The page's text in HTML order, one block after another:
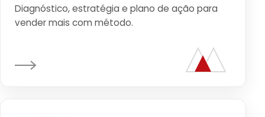
Diagnóstico, estratégia e plano de ação para
vender mais com método.